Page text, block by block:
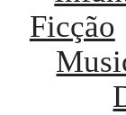
Ficção